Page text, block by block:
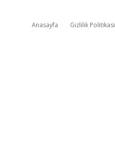
Anasayfa Gizlilik Politikası